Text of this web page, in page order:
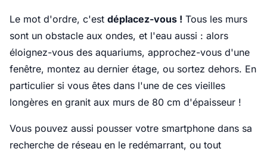
Le mot d'ordre, c'est déplacez-vous ! Tous les murs
sont un obstacle aux ondes, et l'eau aussi : alors
éloignez-vous des aquariums, approchez-vous d'une
fenêtre, montez au dernier étage, ou sortez dehors. En
particulier si vous êtes dans l'une de ces vieilles
longères en granit aux murs de 80 cm d'épaisseur !
Vous pouvez aussi pousser votre smartphone dans sa
recherche de réseau en le redémarrant, ou tout